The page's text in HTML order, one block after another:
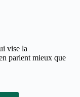
vise la
parlent mieux que